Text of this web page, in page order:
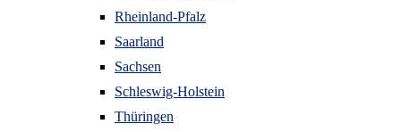
Rheinland-Pfalz
Saarland
Sachsen
Schleswig-Holstein
Thüringen